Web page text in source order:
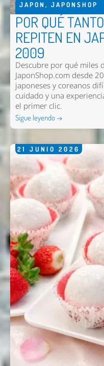
JAPON , JAPONSHOP
POR QUÉ
REPITEN EN
2009
Descubre por qué miles
JaponShop.com desde
japoneses y coreanos
cuidado y una
el primer clic.
Sigue leyendo →
21 JUNIO 2026
Nombre *
Email *
Comentario *